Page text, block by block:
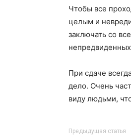
Чтобы все
целым и
заключать со
При сдаче
дело. Очень
виду людьми,
Предыдущая статья